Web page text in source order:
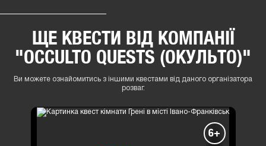
ЩЕ КВЕСТИ ВІД КОМПАНІЇ
"OCCULTO QUESTS (ОКУЛЬТО)"
Ви можете ознайомитись з іншими квестами від даного організатора
розваг.
6+